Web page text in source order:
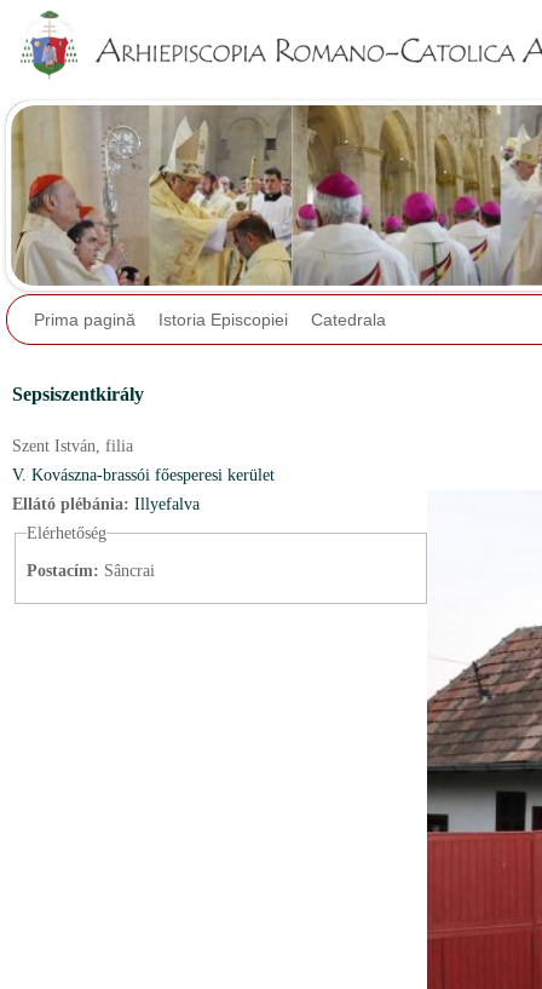
Prima pagină Istoria Episcopiei Catedrala
Sepsiszentkirály
Szent István, filia
V. Kovászna-brassói főesperesi kerület
Ellátó plébánia: Illyefalva
Elérhetőség
Postacím: Sâncrai